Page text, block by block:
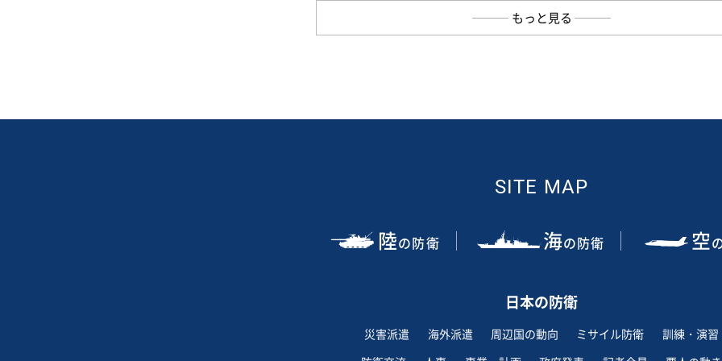
もっと見る
SITE MAP
陸の防衛 海の防衛 空
日本の防衛
災害派遣 海外派遣 周辺国の動向 ミサイル防衛
訓練・演習